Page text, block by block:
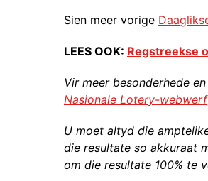
Sien meer vorige
LEES OOK: Regstreekse
Vir meer besonderhede
Nasionale Lotery-webwerf
U moet altyd die
die resultate so akkuraat
om die resultate 100% te